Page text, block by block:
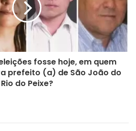
eleições fosse hoje, em quem
prefeito (a) de São João do
Rio do Peixe?